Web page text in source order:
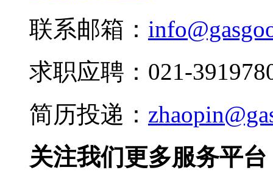
联系邮箱：
求职应聘：021-
简历投递：
关注我们更多服务平台